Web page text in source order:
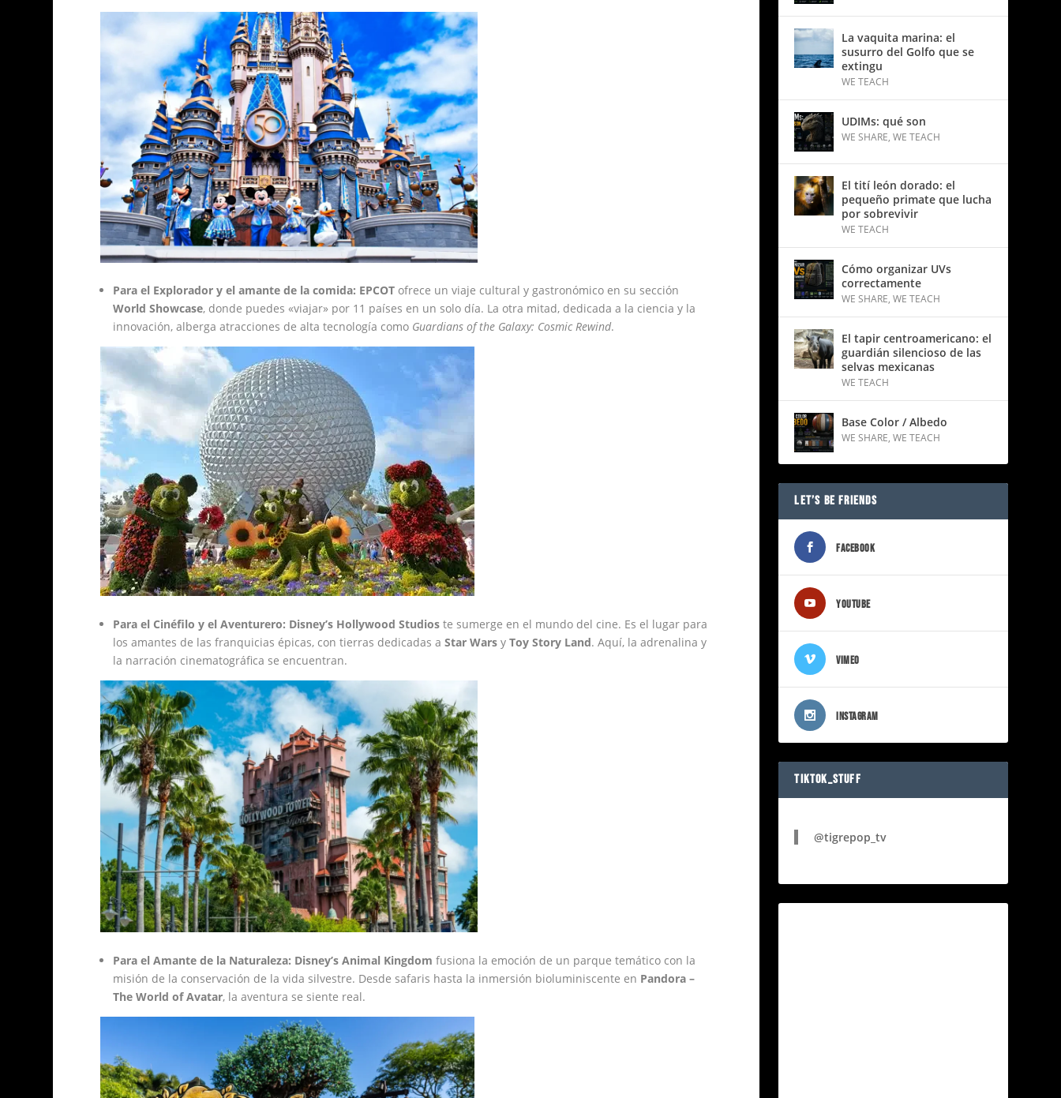
Para el Explorador y el amante de la comida: EPCOT ofrece un viaje cultural y gastronómico en su sección
World Showcase, donde puedes «viajar» por 11 países en un solo día. La otra mitad, dedicada a la ciencia y la
innovación, alberga atracciones de alta tecnología como Guardians of the Galaxy: Cosmic Rewind.
Para el Cinéfilo y el Aventurero: Disney’s Hollywood Studios te sumerge en el mundo del cine. Es el lugar para
los amantes de las franquicias épicas, con tierras dedicadas aStar WarsyToy Story Land. Aquí, la adrenalina y
la narración cinematográfica se encuentran.
Para el Amante de la Naturaleza: Disney’s Animal Kingdom fusiona la emoción de un parque temático con la
misión de la conservación de la vida silvestre. Desde safaris hasta la inmersión bioluminiscente en Pandora –
The World of Avatar, la aventura se siente real.
La vaquita marina: el
susurro del Golfo que se
extingu
WE TEACH
UDIMs: qué son
WE SHARE,WE TEACH
El tití león dorado: el
pequeño primate que lucha
por sobrevivir
WE TEACH
Cómo organizar UVs
correctamente
WE SHARE,WE TEACH
El tapir centroamericano: el
guardián silencioso de las
selvas mexicanas
WE TEACH
Base Color / Albedo
WE SHARE,WE TEACH
LET’S BE FRIENDS
FACEBOOK
YOUTUBE
VIMEO
INSTAGRAM
TIKTOK_STUFF
@tigrepop_tv